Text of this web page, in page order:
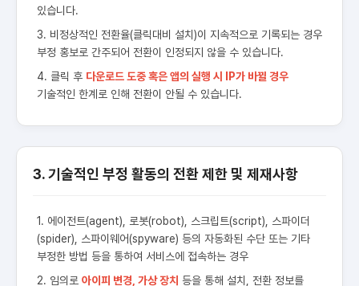
있습니다.
3. 비정상적인 전환율(클릭대비 설치)이 지속적으로 기록되는 경우
부정 홍보로 간주되어 전환이 인정되지 않을 수 있습니다.
4. 클릭 후 다운로드 도중 혹은 앱의 실행 시 IP가 바뀔 경우
기술적인 한계로 인해 전환이 안될 수 있습니다.
3. 기술적인 부정 활동의 전환 제한 및 제재사항
1. 에이전트(agent), 로봇(robot), 스크립트(script), 스파이더
(spider), 스파이웨어(spyware) 등의 자동화된 수단 또는 기타
부정한 방법 등을 통하여 서비스에 접속하는 경우
2. 임의로 아이피 변경, 가상 장치 등을 통해 설치, 전환 정보를